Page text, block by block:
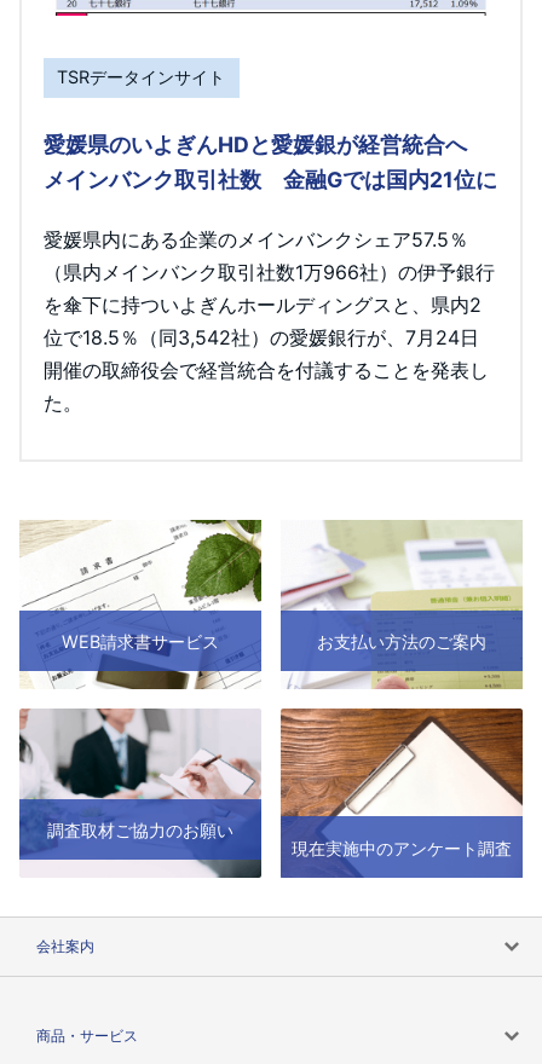
TSRデータインサイト
愛媛県のいよぎんHDと愛媛銀が経営統合へ
メインバンク取引社数 金融Gでは国内21位に
愛媛県内にある企業のメインバンクシェア57.5％
（県内メインバンク取引社数1万966社）の伊予銀行
を傘下に持ついよぎんホールディングスと、県内2
位で18.5％（同3,542社）の愛媛銀行が、7月24日
開催の取締役会で経営統合を付議することを発表し
た。
WEB請求書サービス お支払い方法のご案内
調査取材ご協力のお願い
現在実施中のアンケート調査
会社案内
商品・サービス